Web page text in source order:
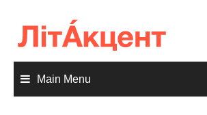
content
Main Menu